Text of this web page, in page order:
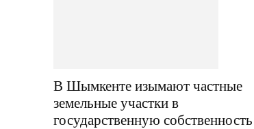
В Шымкенте изымают частные
земельные участки в
государственную собственность